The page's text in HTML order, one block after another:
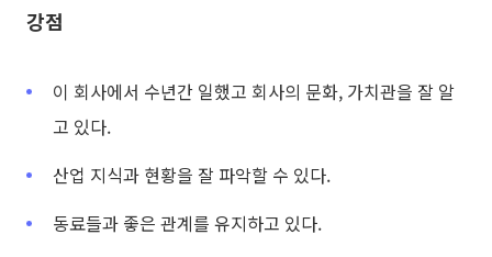
강점
이 회사에서 수년간 일했고 회사의 문화, 가치관을 잘 알
고 있다.
산업 지식과 현황을 잘 파악할 수 있다.
동료들과 좋은 관계를 유지하고 있다.